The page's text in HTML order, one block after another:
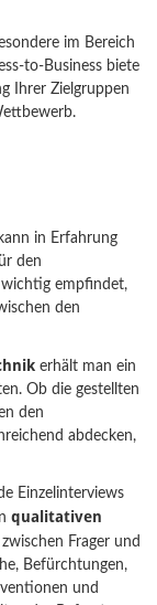
im Bereich
to-Business biete
Ihrer Zielgruppen
in Erfahrung
den
wichtig empfindet,
den
erhält man ein
Ob die gestellten
den
abdecken,
Einzelinterviews
qualitativen
Frager und
Befürchtungen,
und